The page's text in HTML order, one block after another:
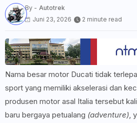
By - Autotrek
Juni 23, 2026
2 minute read
Nama besar motor Ducati tidak
sport yang memiliki akselerasi dan
produsen motor asal Italia tersebut
baru bergaya petualang (adventure),